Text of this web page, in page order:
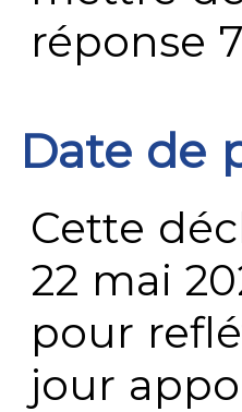
réponse
Date de
Cette
22 mai
pour
jour